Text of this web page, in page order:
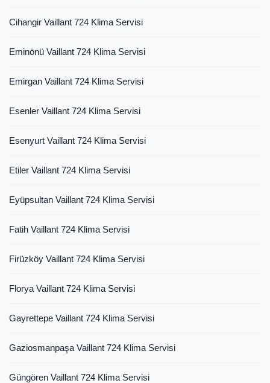
Cihangir Vaillant 724 Klima Servisi
Eminönü Vaillant 724 Klima Servisi
Emirgan Vaillant 724 Klima Servisi
Esenler Vaillant 724 Klima Servisi
Esenyurt Vaillant 724 Klima Servisi
Etiler Vaillant 724 Klima Servisi
Eyüpsultan Vaillant 724 Klima Servisi
Fatih Vaillant 724 Klima Servisi
Firüzköy Vaillant 724 Klima Servisi
Florya Vaillant 724 Klima Servisi
Gayrettepe Vaillant 724 Klima Servisi
Gaziosmanpaşa Vaillant 724 Klima Servisi
Güngören Vaillant 724 Klima Servisi